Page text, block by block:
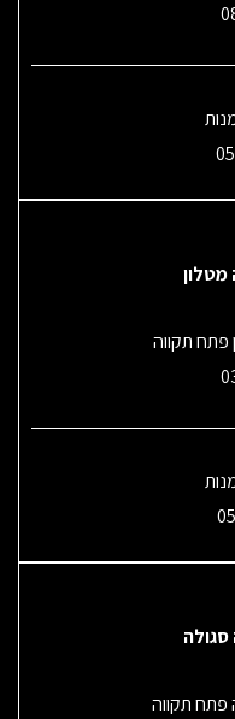
מטלון
פתח תקווה
פתח תקווה